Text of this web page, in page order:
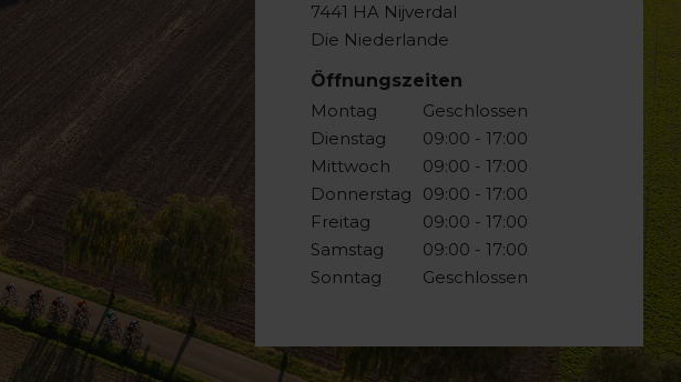
7441 HA Nijverdal
Die Niederlande
Öffnungszeiten
Montag
Dienstag
Mittwoch
Donnerstag
Freitag
Samstag
Sonntag
Geschlossen
09:00 - 17:00
09:00 - 17:00
09:00 - 17:00
09:00 - 17:00
09:00 - 17:00
Geschlossen